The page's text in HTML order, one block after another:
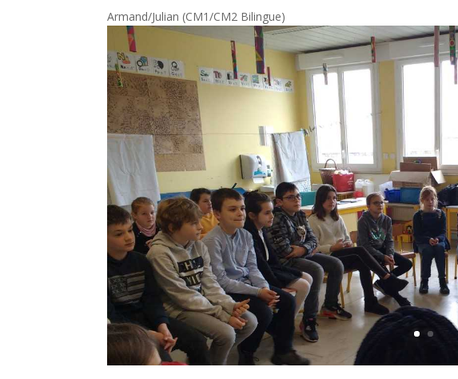
Armand/Julian (CM1/CM2 Bilingue)